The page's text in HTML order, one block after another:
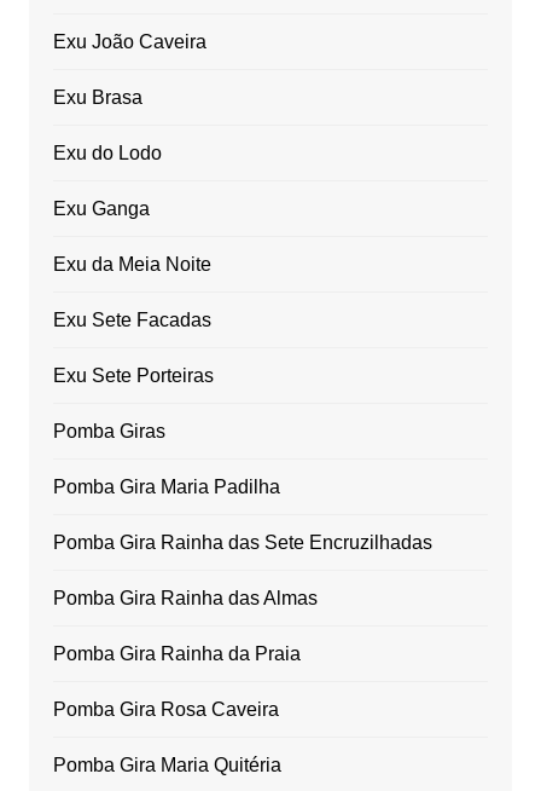
Exu João Caveira
Exu Brasa
Exu do Lodo
Exu Ganga
Exu da Meia Noite
Exu Sete Facadas
Exu Sete Porteiras
Pomba Giras
Pomba Gira Maria Padilha
Pomba Gira Rainha das Sete Encruzilhadas
Pomba Gira Rainha das Almas
Pomba Gira Rainha da Praia
Pomba Gira Rosa Caveira
Pomba Gira Maria Quitéria